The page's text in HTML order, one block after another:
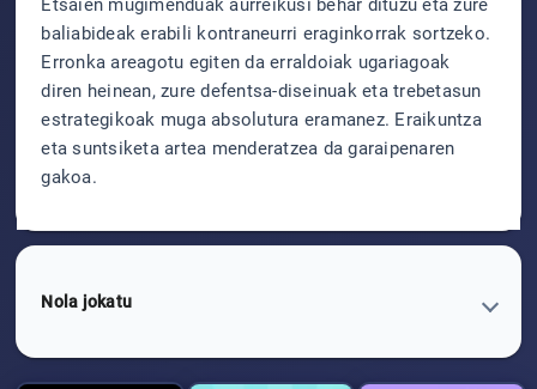
Etsaien mugimenduak aurreikusi behar dituzu eta zure
baliabideak erabili kontraneurri eraginkorrak sortzeko.
Erronka areagotu egiten da erraldoiak ugariagoak
diren heinean, zure defentsa-diseinuak eta trebetasun
estrategikoak muga absolutura eramanez. Eraikuntza
eta suntsiketa artea menderatzea da garaipenaren
gakoa.
Nola jokatu